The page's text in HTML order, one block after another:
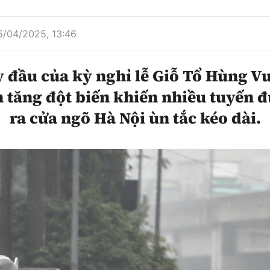
Đường sắt đô thị
Nhà thầu
Mời thầu - Đấu thầu
Thi viết về Ngành
thông
Thể thao
Bóng đá
04/2025, 13:46
đầu của kỳ nghỉ lễ Giỗ Tổ Hùng
tăng đột biến khiến nhiều tuyến
ra cửa ngõ Hà Nội ùn tắc kéo dài.